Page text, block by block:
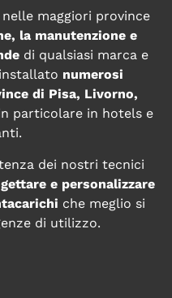
maggiori province
la manutenzione e
di qualsiasi marca e
numerosi
di Pisa, Livorno,
particolare in hotels e
dei nostri tecnici
e personalizzare
che meglio si
di utilizzo.